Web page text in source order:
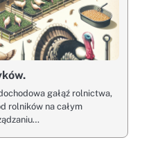
gałąź rolnictwa,
rolników na całym